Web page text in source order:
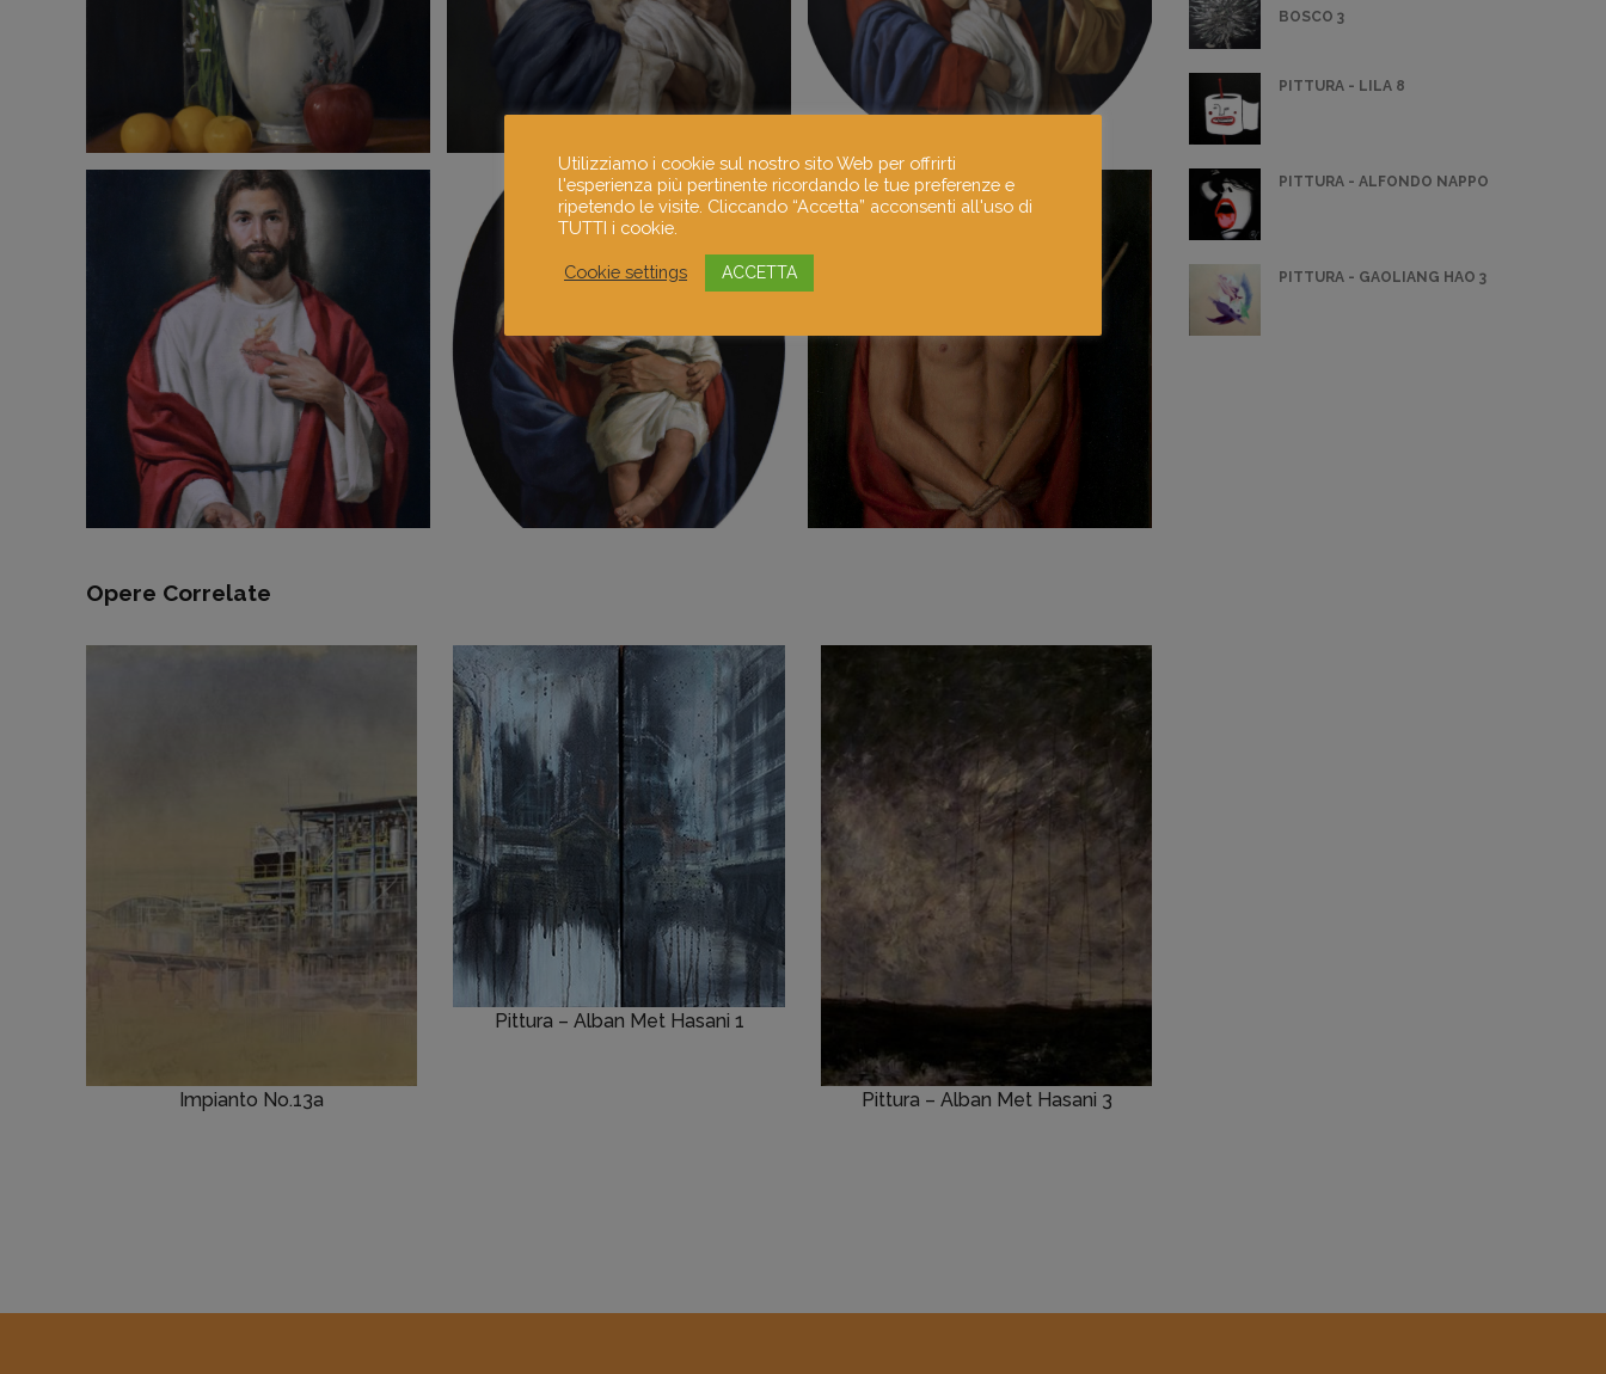
Opere Correlate
Impianto No.13a
Pittura – Alban Met Hasani 1
Pittura – Alban Met Hasani 3
BOSCO 3
PITTURA - LILA 8
PITTURA - ALFONDO NAPPO
PITTURA - GAOLIANG HAO 3
Utilizziamo i cookie sul nostro sito Web per offrirti
l'esperienza più pertinente ricordando le tue preferenze e
ripetendo le visite. Cliccando “Accetta” acconsenti all'uso di
TUTTI i cookie.
Cookie settings ACCETTA